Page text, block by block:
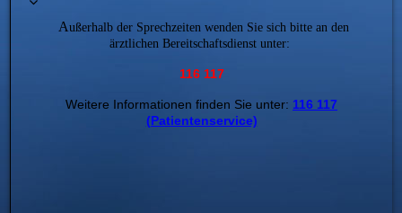
Außerhalb der Sprechzeiten wenden Sie sich bitte an den
ärztlichen Bereitschaftsdienst unter:
116 117
Weitere Informationen finden Sie unter: 116 117
(Patientenservice)